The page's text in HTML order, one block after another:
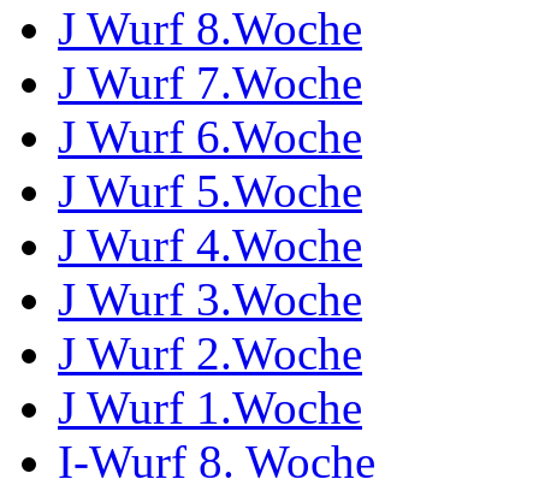
J Wurf 8.Woche
J Wurf 7.Woche
J Wurf 6.Woche
J Wurf 5.Woche
J Wurf 4.Woche
J Wurf 3.Woche
J Wurf 2.Woche
J Wurf 1.Woche
I-Wurf 8. Woche